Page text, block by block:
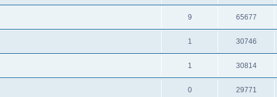
9 65677
1 30746
1 30814
0 29771